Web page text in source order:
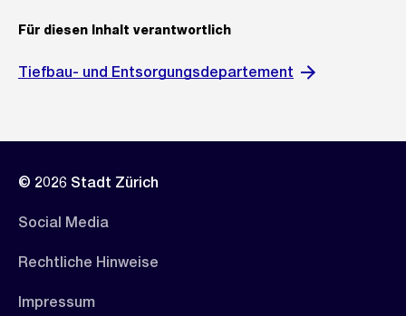
Für diesen Inhalt verantwortlich
Tiefbau- und Entsorgungsdepartement
© 2026 Stadt Zürich
Social Media
Rechtliche Hinweise
Impressum